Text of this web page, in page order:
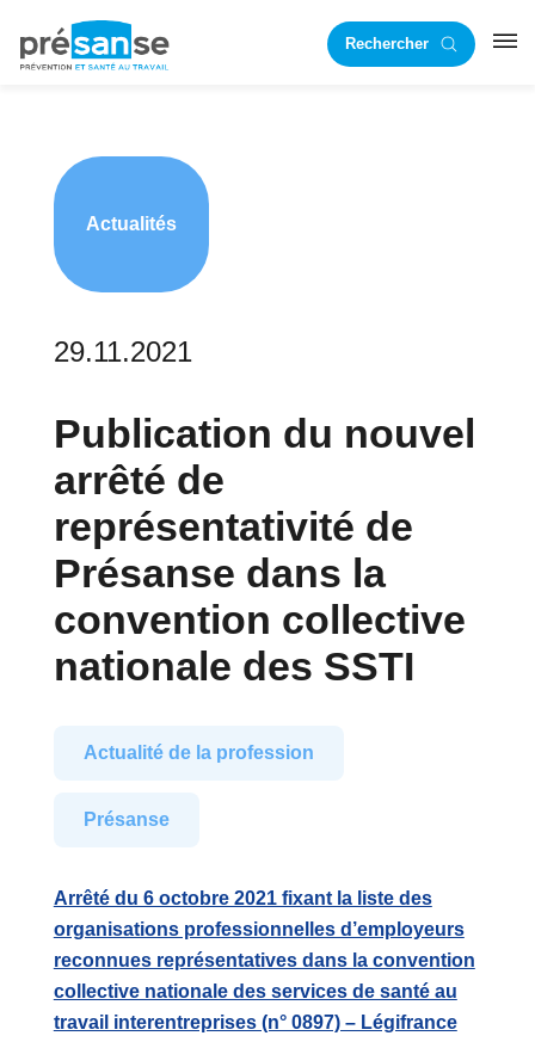
principale
RechercherRST
Actualités
29.11.2021
Publication du nouvel
arrêté de
représentativité de
Présanse dans la
convention collective
nationale des SSTI
Actualité de la profession
Présanse
Arrêté du 6 octobre 2021 fixant la liste des
organisations professionnelles d’employeurs
reconnues représentatives dans la convention
collective nationale des services de santé au
travail interentreprises (n° 0897) – Légifrance